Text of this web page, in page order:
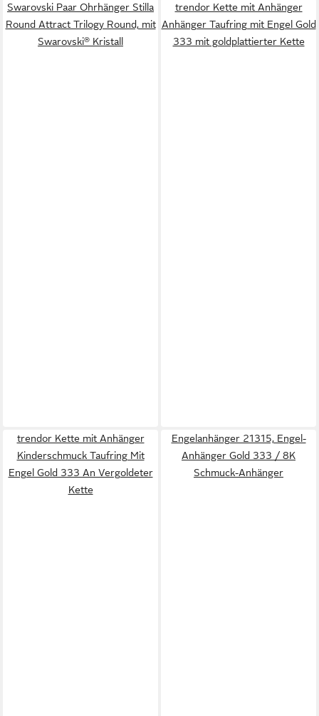
Swarovski Paar Ohrhänger Stilla
Round Attract Trilogy Round, mit
Swarovski® Kristall
trendor Kette mit Anhänger
Anhänger Taufring mit Engel Gold
333 mit goldplattierter Kette
trendor Kette mit Anhänger
Kinderschmuck Taufring Mit
Engel Gold 333 An Vergoldeter
Kette
Engelanhänger 21315, Engel-
Anhänger Gold 333 / 8K
Schmuck-Anhänger